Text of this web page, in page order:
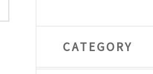
CATEGORY